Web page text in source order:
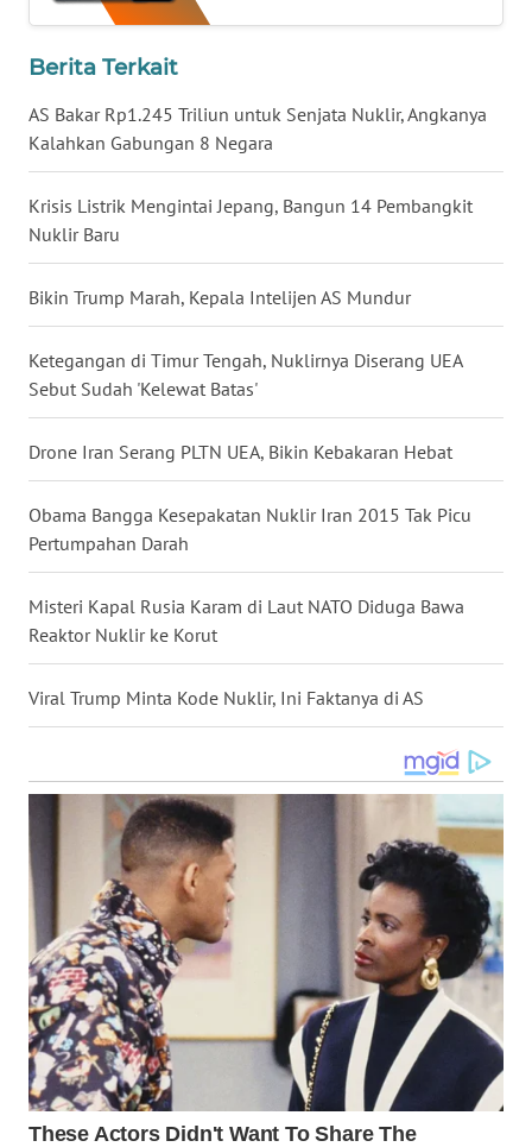
Berita Terkait
AS Bakar Rp1.245 Triliun untuk Senjata Nuklir, Angkanya
Kalahkan Gabungan 8 Negara
Krisis Listrik Mengintai Jepang, Bangun 14 Pembangkit
Nuklir Baru
Bikin Trump Marah, Kepala Intelijen AS Mundur
Ketegangan di Timur Tengah, Nuklirnya Diserang UEA
Sebut Sudah 'Kelewat Batas'
Drone Iran Serang PLTN UEA, Bikin Kebakaran Hebat
Obama Bangga Kesepakatan Nuklir Iran 2015 Tak Picu
Pertumpahan Darah
Misteri Kapal Rusia Karam di Laut NATO Diduga Bawa
Reaktor Nuklir ke Korut
Viral Trump Minta Kode Nuklir, Ini Faktanya di AS
WN
NUSANTARA
WN
JOGJA
WN
JATIM
WN
WN
WN
WN
KALSEL
WN
WN
GORONTALO
WN
SULUT
WN
MALUKU